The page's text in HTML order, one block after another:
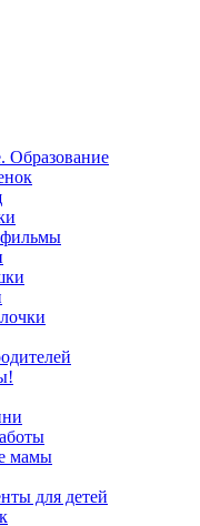
Образование
мамы
для детей